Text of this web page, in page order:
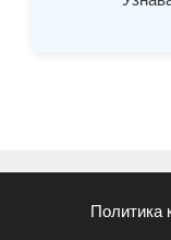
Политика